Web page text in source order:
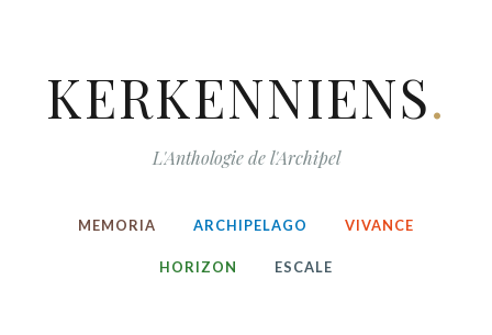
KERKENNIENS.
L'Anthologie de l'Archipel
MEMORIA ARCHIPELAGO VIVANCE
HORIZON ESCALE